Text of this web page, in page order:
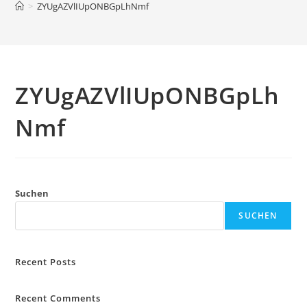
> ZYUgAZVlIUpONBGpLhNmf
ZYUgAZVlIUpONBGpLh
Nmf
Suchen
SUCHEN
Recent Posts
Recent Comments